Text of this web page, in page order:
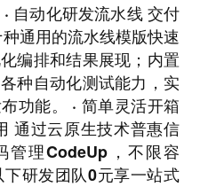
自动化研发流水线 交付
通用的流水线模版快速
编排和结果展现；内置
种自动化测试能力，实
功能。 · 简单灵活开箱
通过云原生技术普惠信
理CodeUp，不限容
研发团队0元享一站式